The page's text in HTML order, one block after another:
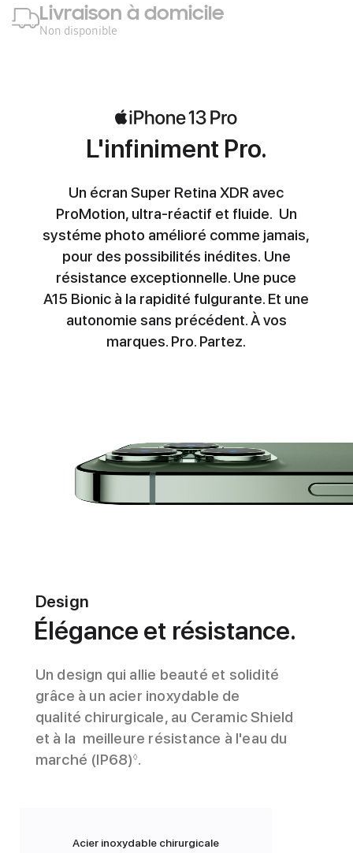
Livraison à domicile
Non disponible
L'infiniment Pro.
Un écran Super Retina XDR avec
ProMotion, ultra-réactif et fluide. Un
systéme photo amélioré comme jamais,
pour des possibilités inédites. Une
résistance exceptionnelle. Une puce
A15 Bionic à la rapidité fulgurante. Et une
autonomie sans précédent. À vos
marques. Pro. Partez.
Design
Élégance et résistance.
Un design qui allie beauté et solidité
grâce à un acier inoxydable de
qualité chirurgicale, au Ceramic Shield
et à la meilleure résistance à l'eau du
marché (IP68)◊.
Acier inoxydable chirurgicale